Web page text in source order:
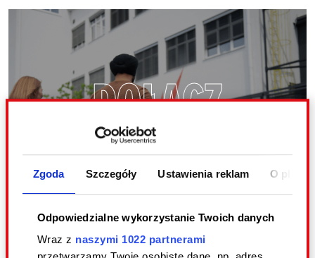
Zgoda Szczegóły Ustawienia reklam O
Odpowiedzialne wykorzystanie Twoich danych
Wraz z naszymi 1022 partnerami
DOŁĄCZ
BENEFITY
OTWARTE
REKRUTACJE